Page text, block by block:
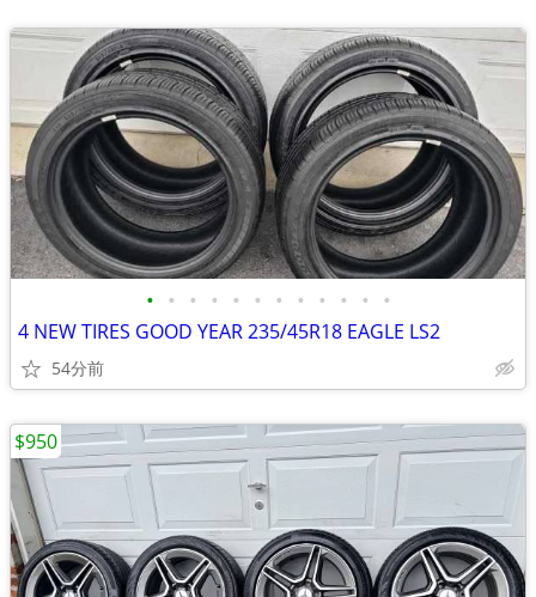
• • • • • • • • • • • •
4 NEW TIRES GOOD YEAR 235/45R18 EAGLE LS2
54分前
$950